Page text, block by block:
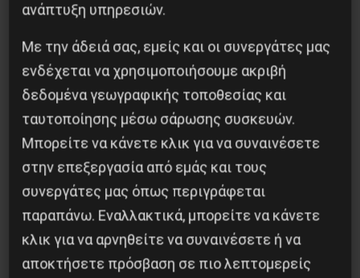
Χωρίς Νεολαία δεν υπάρχει Αλβανία
7 Αυγούστου 2026
ανάπτυξη υπηρεσιών.
Με την άδειά σας, εμείς και οι συνεργάτες μας
ενδέχεται να χρησιμοποιήσουμε ακριβή
δεδομένα γεωγραφικής τοποθεσίας και
ταυτοποίησης μέσω σάρωσης συσκευών.
Μπορείτε να κάνετε κλικ για να συναινέσετε
στην επεξεργασία από εμάς και τους
συνεργάτες μας όπως περιγράφεται
παραπάνω. Εναλλακτικά, μπορείτε να κάνετε
κλικ για να αρνηθείτε να συναινέσετε ή να
αποκτήσετε πρόσβαση σε πιο λεπτομερείς